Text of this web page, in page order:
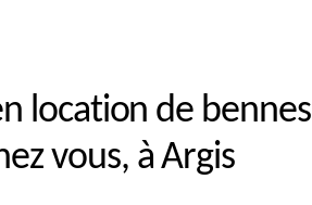
location de bennes
vous, à Argis